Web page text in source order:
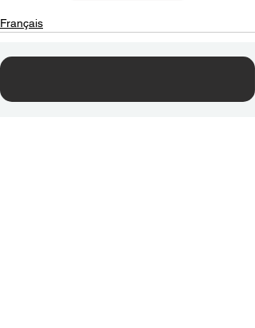
Français